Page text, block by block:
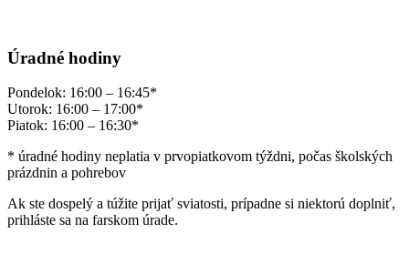
Úradné hodiny
Pondelok: 16:00 – 16:45*
Utorok: 16:00 – 17:00*
Piatok: 16:00 – 16:30*
* úradné hodiny neplatia v prvopiatkovom týždni, počas školských
prázdnin a pohrebov
Ak ste dospelý a túžite prijať sviatosti, prípadne si niektorú doplniť,
prihláste sa na farskom úrade.